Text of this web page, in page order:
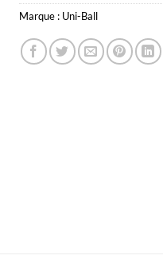
Marque : Uni-Ball